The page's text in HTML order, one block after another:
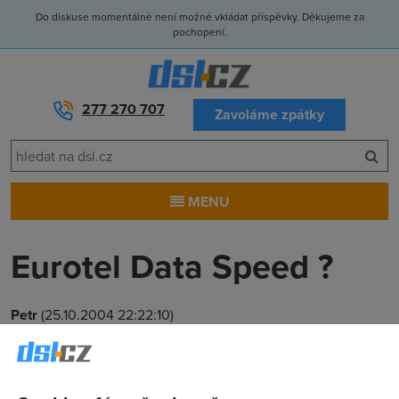
Do diskuse momentálně není možné vkládat příspěvky. Děkujeme za
pochopení.
277 270 707 Zavoláme zpátky
MENU
Eurotel Data Speed ?
Petr(25.10.2004 22:22:10)
Jak jsem tak prohlížel stránky a hledal vhodné připojení,
narazil jsem na Eurotel Data Speed - připojení přes drátovou